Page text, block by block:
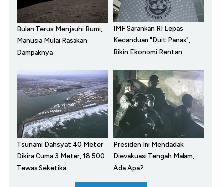
Bulan Terus Menjauhi Bumi,
Manusia Mulai Rasakan
Dampaknya
IMF Sarankan RI Lepas
Kecanduan "Duit Panas",
Bikin Ekonomi Rentan
Tsunami Dahsyat 40 Meter
Dikira Cuma 3 Meter, 18.500
Tewas Seketika
Presiden Ini Mendadak
Dievakuasi Tengah Malam,
Ada Apa?